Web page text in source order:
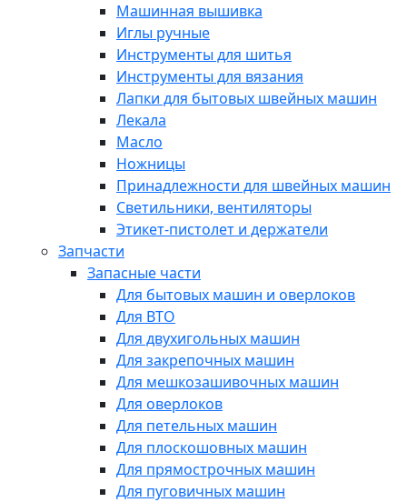
Машинная вышивка
Иглы ручные
Инструменты для шитья
Инструменты для вязания
Лапки для бытовых швейных машин
Лекала
Масло
Ножницы
Принадлежности для швейных машин
Светильники, вентиляторы
Этикет-пистолет и держатели
Запчасти
Запасные части
Для бытовых машин и оверлоков
Для ВТО
Для двухигольных машин
Для закрепочных машин
Для мешкозашивочных машин
Для оверлоков
Для петельных машин
Для плоскошовных машин
Для прямострочных машин
Для пуговичных машин